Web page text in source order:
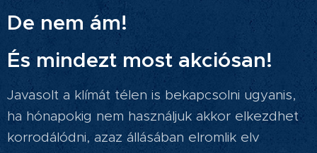
De nem ám!
És mindezt most akciósan!
Javasolt a klímát télen is bekapcsolni ugyanis,
ha hónapokig nem használjuk akkor elkezdhet
korrodálódni, azaz állásában elromlik elv